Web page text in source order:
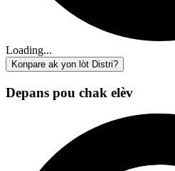
Loading...
Konpare ak yon lòt Distri?
Depans pou chak elèv